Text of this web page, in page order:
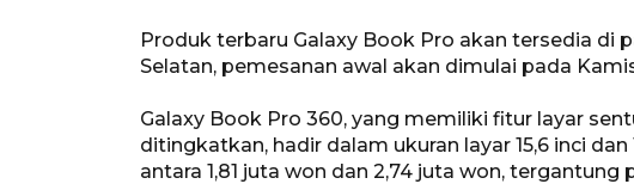
Produk terbaru Galaxy Book Pro akan tersedia di
Selatan, pemesanan awal akan dimulai pada
Galaxy Book Pro 360, yang memiliki fitur layar
ditingkatkan, hadir dalam ukuran layar 15,6 inci
antara 1,81 juta won dan 2,74 juta won,